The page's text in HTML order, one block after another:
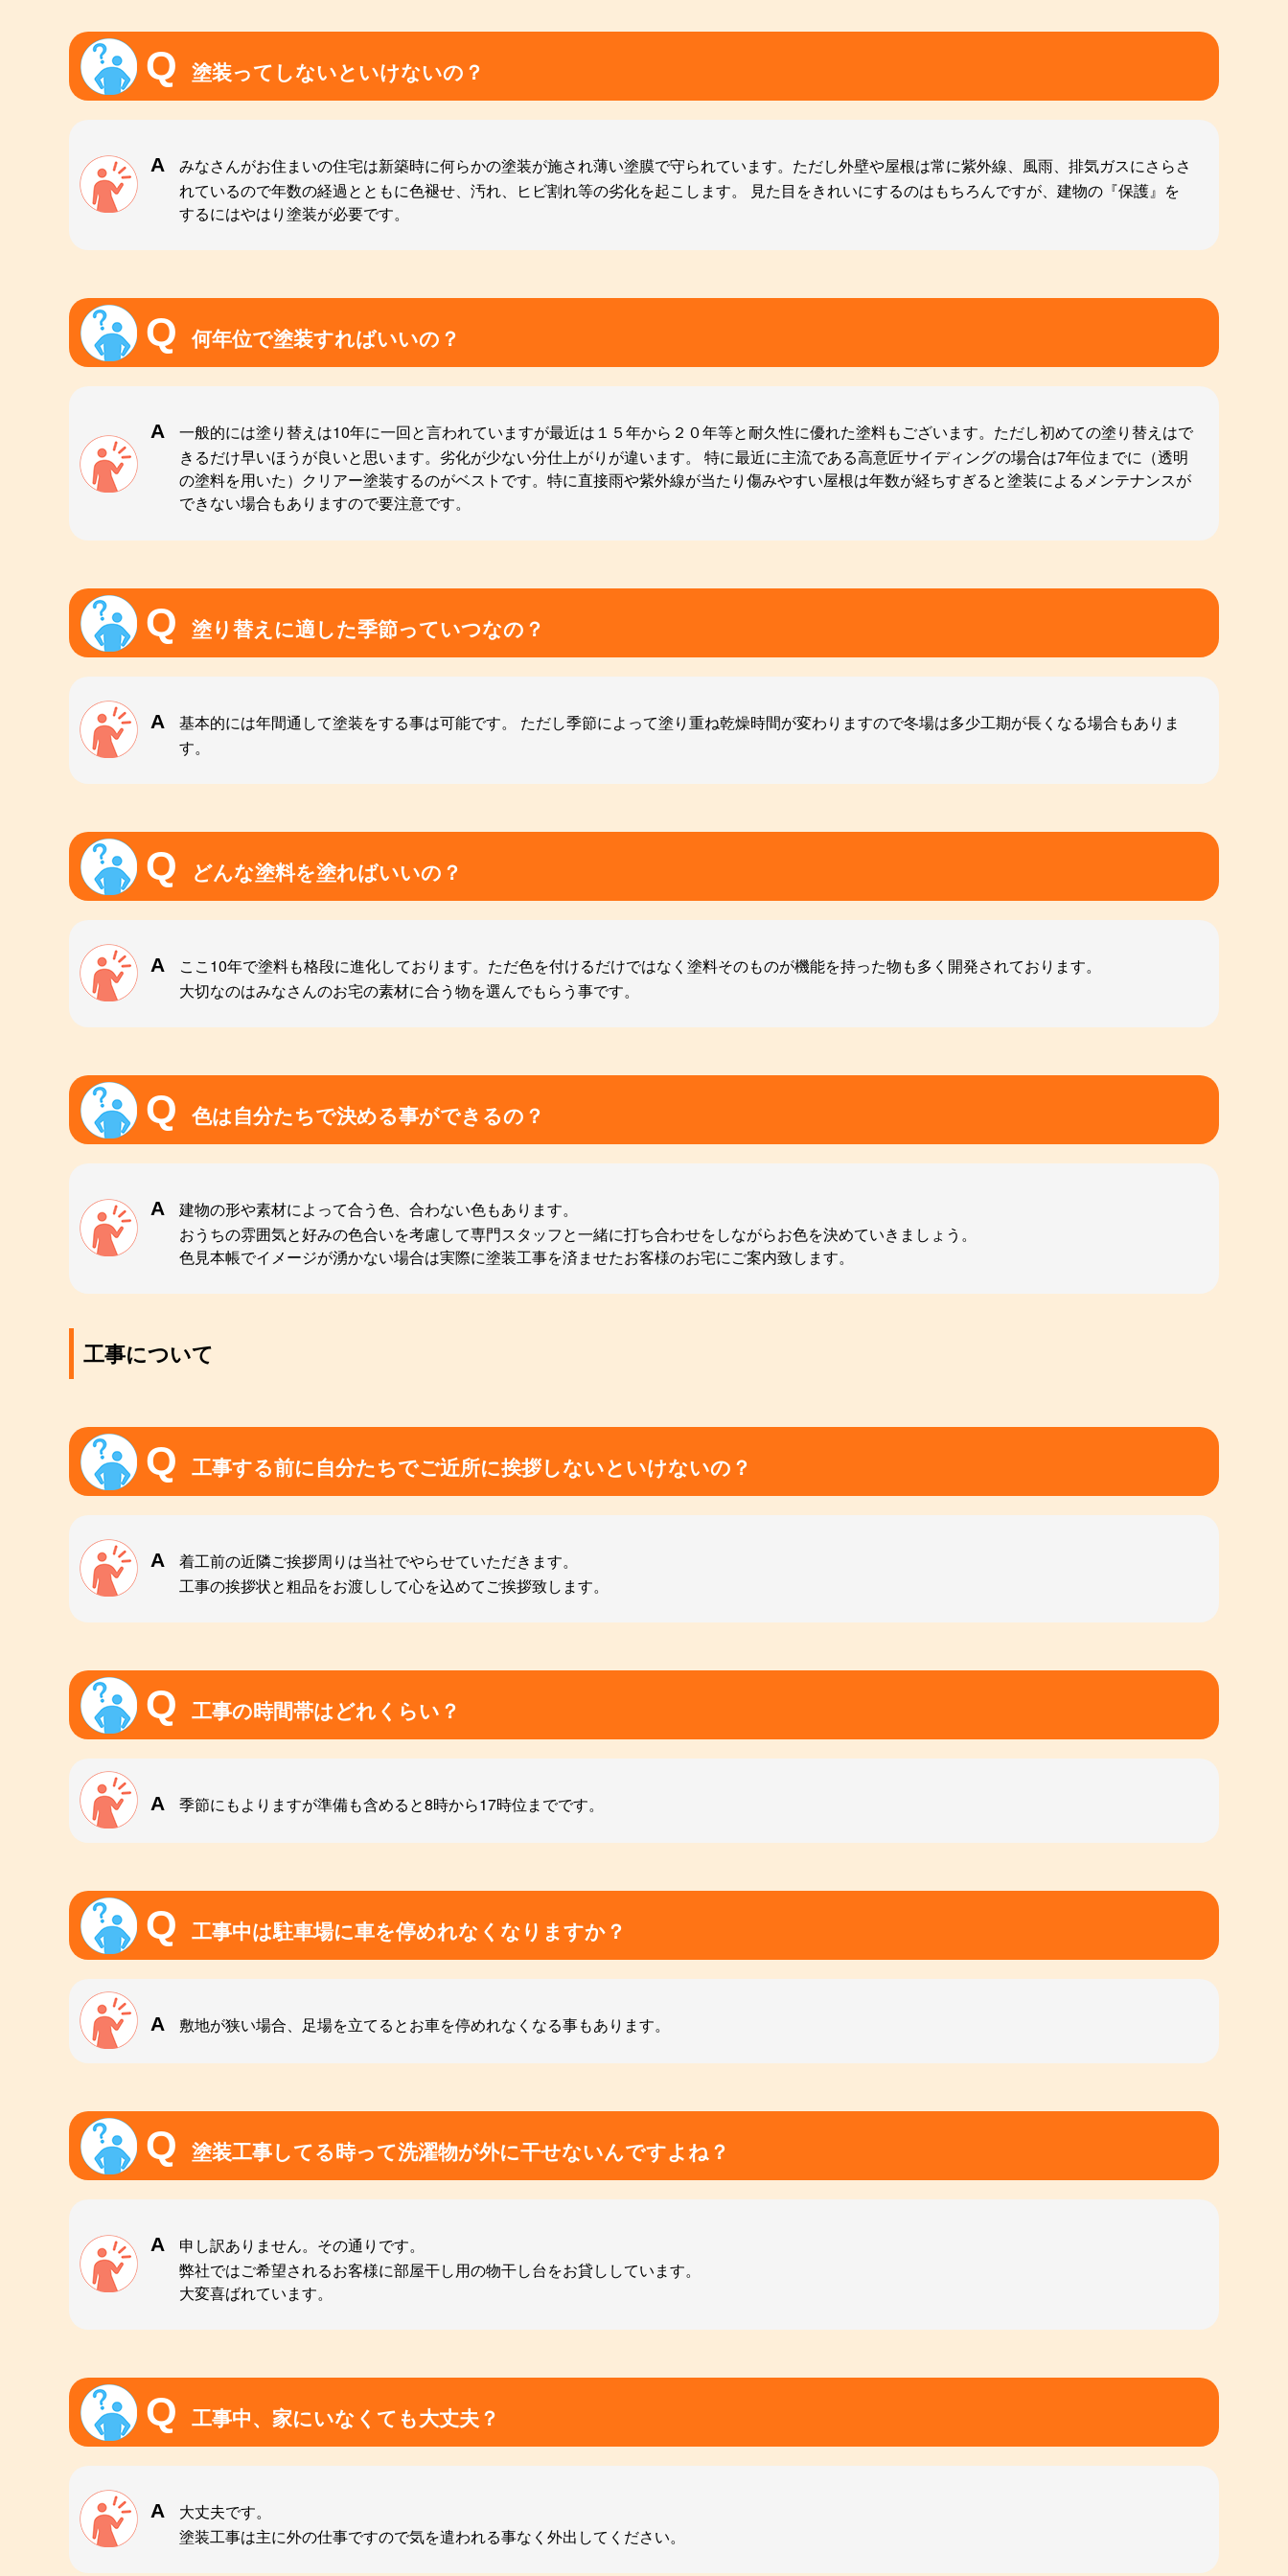
塗装ってしないといけないの？
みなさんがお住まいの住宅は新築時に何らかの塗装が施され薄い塗膜で守られています。ただし外壁や屋根は常に紫外線、風雨、排気ガスにさらさ
れているので年数の経過とともに色褪せ、汚れ、ヒビ割れ等の劣化を起こします。 見た目をきれいにするのはもちろんですが、建物の『保護』を
するにはやはり塗装が必要です。
何年位で塗装すればいいの？
一般的には塗り替えは10年に一回と言われていますが最近は１５年から２０年等と耐久性に優れた塗料もございます。ただし初めての塗り替えはで
きるだけ早いほうが良いと思います。劣化が少ない分仕上がりが違います。 特に最近に主流である高意匠サイディングの場合は7年位までに（透明
の塗料を用いた）クリアー塗装するのがベストです。特に直接雨や紫外線が当たり傷みやすい屋根は年数が経ちすぎると塗装によるメンテナンスが
できない場合もありますので要注意です。
塗り替えに適した季節っていつなの？
基本的には年間通して塗装をする事は可能です。 ただし季節によって塗り重ね乾燥時間が変わりますので冬場は多少工期が長くなる場合もありま
す。
どんな塗料を塗ればいいの？
ここ10年で塗料も格段に進化しております。ただ色を付けるだけではなく塗料そのものが機能を持った物も多く開発されております。
大切なのはみなさんのお宅の素材に合う物を選んでもらう事です。
色は自分たちで決める事ができるの？
建物の形や素材によって合う色、合わない色もあります。
おうちの雰囲気と好みの色合いを考慮して専門スタッフと一緒に打ち合わせをしながらお色を決めていきましょう。
色見本帳でイメージが湧かない場合は実際に塗装工事を済ませたお客様のお宅にご案内致します。
工事について
工事する前に自分たちでご近所に挨拶しないといけないの？
着工前の近隣ご挨拶周りは当社でやらせていただきます。
工事の挨拶状と粗品をお渡しして心を込めてご挨拶致します。
工事の時間帯はどれくらい？
季節にもよりますが準備も含めると8時から17時位までです。
工事中は駐車場に車を停めれなくなりますか？
敷地が狭い場合、足場を立てるとお車を停めれなくなる事もあります。
塗装工事してる時って洗濯物が外に干せないんですよね？
申し訳ありません。その通りです。
弊社ではご希望されるお客様に部屋干し用の物干し台をお貸ししています。
大変喜ばれています。
工事中、家にいなくても大丈夫？
大丈夫です。
塗装工事は主に外の仕事ですので気を遣われる事なく外出してください。